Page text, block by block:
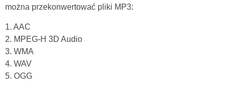
można przekonwertować pliki MP3:
1. AAC
2. MPEG-H 3D Audio
3. WMA
4. WAV
5. OGG